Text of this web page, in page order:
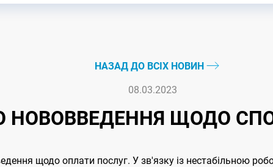
НАЗАД ДО ВСІХ НОВИН
08.03.2023
НОВОВВЕДЕННЯ ЩОДО
щодо оплати послуг. У зв'язку із нестабільною